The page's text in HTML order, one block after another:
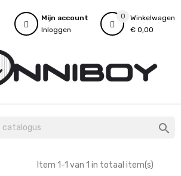
0
Winkelwagen
€ 0,00
Mijn account
Inloggen

Item 1-1 van 1 in totaal item(s)